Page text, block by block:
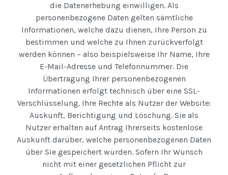
die Datenerhebung einwilligen. Als
personenbezogene Daten gelten sämtliche
Informationen, welche dazu dienen, Ihre Person zu
bestimmen und welche zu Ihnen zurückverfolgt
werden können – also beispielsweise Ihr Name, Ihre
E-Mail-Adresse und Telefonnummer. Die
Übertragung Ihrer personenbezogenen
Informationen erfolgt technisch über eine SSL-
Verschlüsselung. Ihre Rechte als Nutzer der Website:
Auskunft, Berichtigung und Löschung. Sie als
Nutzer erhalten auf Antrag Ihrerseits kostenlose
Auskunft darüber, welche personenbezogenen Daten
über Sie gespeichert wurden. Sofern Ihr Wunsch
nicht mit einer gesetzlichen Pflicht zur